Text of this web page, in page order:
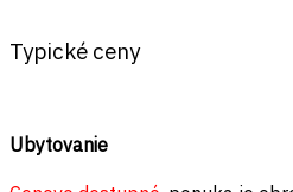
Typické ceny
Ubytovanie